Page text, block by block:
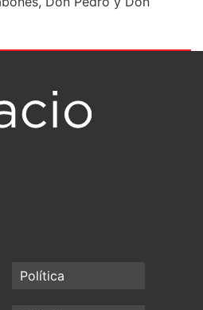
Política